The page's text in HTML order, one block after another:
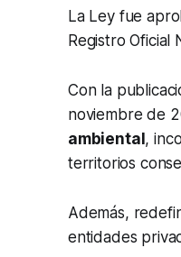
La Ley fue
Registro
Con la
noviembre de
ambiental ,
territorios
Además,
entidades